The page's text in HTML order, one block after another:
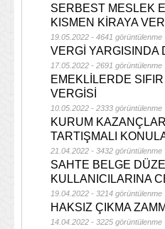
SERBEST MESLEK
KISMEN KİRAYA
19.05.2022 - 4641 görüntülenme
VERGİ YARGISINDA
17.05.2022 - 2691 görüntülenme
EMEKLİLERDE
VERGİSİ
10.05.2022 - 2333 görüntülenme
KURUM
TARTIŞMALI
21.04.2022 - 3432 görüntülenme
SAHTE BELGE
KULLANICILARINA
19.04.2022 - 3214 görüntülenme
HAKSIZ ÇIKMA
14.04.2022 - 3225 görüntülenme